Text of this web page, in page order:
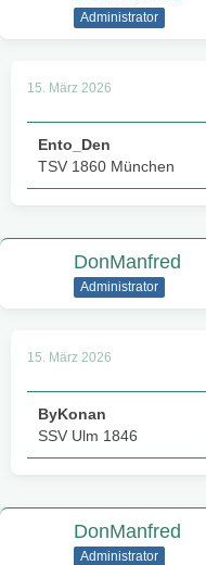
Administrator
15. März 2026
Ento_Den
TSV 1860 München
DonManfred
Administrator
15. März 2026
ByKonan
SSV Ulm 1846
DonManfred
Administrator